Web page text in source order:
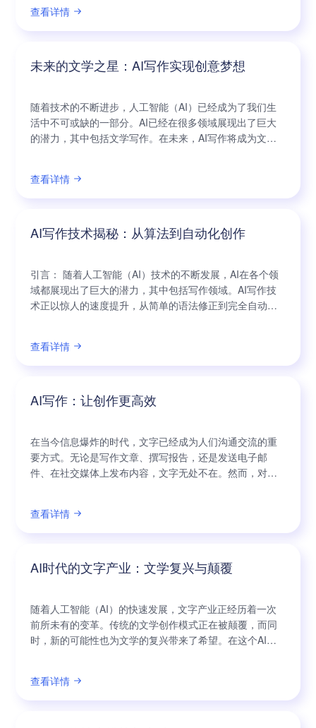
确“灵感”这一概念。一般来说，“灵感”是指一种非凡的、创
造性的思维过程，它能够激发人们的创造力和想象力。然
查看详情
未来的文学之星：AI写作实现创意梦想
随着技术的不断进步，人工智能（AI）已经成为了我们生
活中不可或缺的一部分。AI已经在很多领域展现出了巨大
的潜力，其中包括文学写作。在未来，AI写作将成为文学
去，写作需要作者花费大量的时间和精力去思考构思、研
究和撰写。而AI写作则能够帮助作者提供各种创意和构思
查看详情
AI写作技术揭秘：从算法到自动化创作
引言： 随着人工智能（AI）技术的不断发展，AI在各个领
域都展现出了巨大的潜力，其中包括写作领域。AI写作技
术正以惊人的速度提升，从简单的语法修正到完全自动化
作技术的发展经历了几个重要的阶段。非常初的阶段是基
于规则的语法修正，AI通过对语法规则的理解，对文本进
查看详情
AI写作：让创作更高效
在当今信息爆炸的时代，文字已经成为人们沟通交流的重
要方式。无论是写作文章、撰写报告，还是发送电子邮
件、在社交媒体上发布内容，文字无处不在。然而，对于
不断发展，AI写作已经成为创作更高效的可能性。 AI写
作，即基于人工智能技术的自动化写作工具，正在迅速崭
查看详情
AI时代的文字产业：文学复兴与颠覆
随着人工智能（AI）的快速发展，文字产业正经历着一次
前所未有的变革。传统的文学创作模式正在被颠覆，而同
时，新的可能性也为文学的复兴带来了希望。在这个AI时
文字的创作过程更加高效和智能化。在过去，一个作家可
能需要花费数年的时间才能完成一部作品，而今天，AI可
查看详情